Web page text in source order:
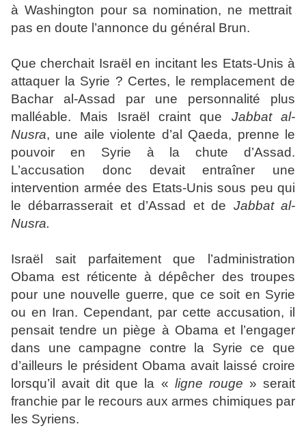
à Washington pour sa nomination, ne mettrait
pas en doute l’annonce du général Brun.
Que cherchait Israël en incitant les Etats-Unis à
attaquer la Syrie ? Certes, le remplacement de
Bachar al-Assad par une personnalité plus
malléable. Mais Israël craint que Jabbat al-
Nusra, une aile violente d’al Qaeda, prenne le
pouvoir en Syrie à la chute d’Assad.
L’accusation donc devait entraîner une
intervention armée des Etats-Unis sous peu qui
le débarrasserait et d’Assad et de Jabbat al-
Nusra.
Israël sait parfaitement que l’administration
Obama est réticente à dépêcher des troupes
pour une nouvelle guerre, que ce soit en Syrie
ou en Iran. Cependant, par cette accusation, il
pensait tendre un piège à Obama et l’engager
dans une campagne contre la Syrie ce que
d’ailleurs le président Obama avait laissé croire
lorsqu’il avait dit que la « ligne rouge » serait
franchie par le recours aux armes chimiques par
les Syriens.